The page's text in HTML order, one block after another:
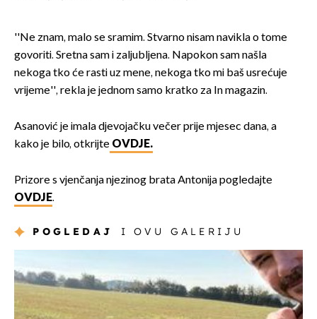
''Ne znam, malo se sramim. Stvarno nisam navikla o tome
govoriti. Sretna sam i zaljubljena. Napokon sam našla
nekoga tko će rasti uz mene, nekoga tko mi baš usrećuje
vrijeme'', rekla je jednom samo kratko za In magazin.
Asanović je imala djevojačku večer prije mjesec dana, a
kako je bilo, otkrijte OVDJE.
Prizore s vjenčanja njezinog brata Antonija pogledajte
OVDJE.
POGLEDAJ I OVU GALERIJU